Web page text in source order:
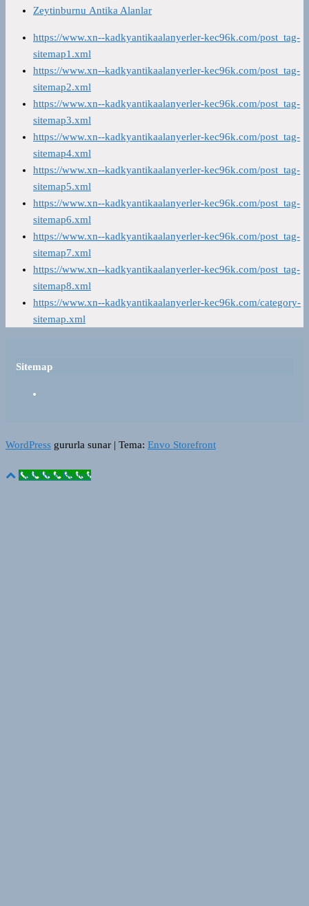
Zeytinburnu Antika Alanlar
https://www.xn--kadkyantikaalanyerler-kec96k.com/post_tag-
sitemap1.xml
https://www.xn--kadkyantikaalanyerler-kec96k.com/post_tag-
sitemap2.xml
https://www.xn--kadkyantikaalanyerler-kec96k.com/post_tag-
sitemap3.xml
https://www.xn--kadkyantikaalanyerler-kec96k.com/post_tag-
sitemap4.xml
https://www.xn--kadkyantikaalanyerler-kec96k.com/post_tag-
sitemap5.xml
https://www.xn--kadkyantikaalanyerler-kec96k.com/post_tag-
sitemap6.xml
https://www.xn--kadkyantikaalanyerler-kec96k.com/post_tag-
sitemap7.xml
https://www.xn--kadkyantikaalanyerler-kec96k.com/post_tag-
sitemap8.xml
https://www.xn--kadkyantikaalanyerler-kec96k.com/category-
sitemap.xml
Sitemap
WordPress gururla sunar | Tema: Envo Storefront
Call Now Button